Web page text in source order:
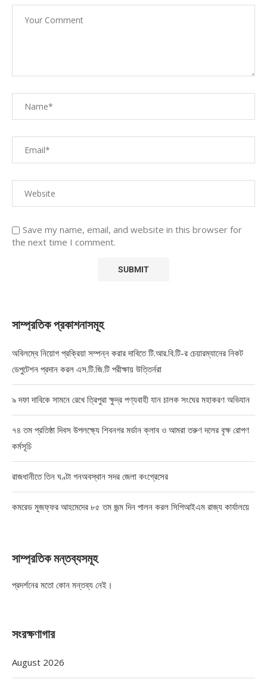
Save my name, email, and website in this browser for
the next time I comment.
সাম্প্রতিক প্রকাশনাসমূহ
অবিলম্বে নিয়োগ প্রক্রিয়া সম্পন্ন করার দাবিতে টি.আর.বি.টি-র চেয়ারম্যানের নিকট
ডেপুটেশন প্রদান করল এস.টি.জি.টি পরীক্ষায় উত্তির্নরা
৯ দফা দাবিকে সামনে রেখে ত্রিপুরা ক্ষুদ্র পণ্যবাহী যান চালক সংঘের মহাকরণ অভিযান
৭৪ তম প্রতিষ্ঠা দিবস উপলক্ষ্যে শিবনগর মর্ডান ক্লাব ও আমরা তরুণ দলের বৃক্ষ রোপণ
কর্মসূচি
রাজধানীতে তিন ঘণ্টা গনঅবস্থান সদর জেলা কংগ্রেসের
কমরেড মুজফ্ফর আহমেদের ৮৫ তম জন্ম দিন পালন করল সিপিআইএম রাজ্য কার্যালয়ে
সাম্প্রতিক মন্তব্যসমূহ
প্রদর্শনের মতো কোন মন্তব্য নেই।
সংরক্ষণাগার
August 2026